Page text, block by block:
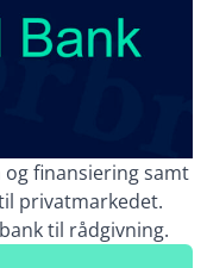
finansiering samt
privatmarkedet.
til rådgivning.